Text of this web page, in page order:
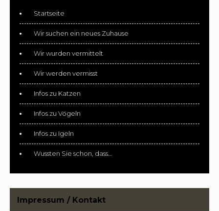
Startseite
Wir suchen ein neues Zuhause
Wir wurden vermittelt
Wir werden vermisst
Infos zu Katzen
Infos zu Vögeln
Infos zu Igeln
Wussten Sie schon, dass…
Impressum / Kontakt